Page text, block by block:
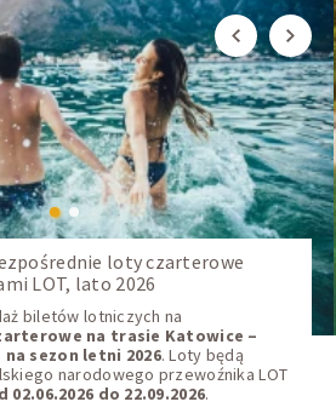
na trasie Katowice –
sezon letni 2026
02.06.2026 do 22.09.2026
loty czarterowe
LOT, lato 2026
biletów lotniczych na
na trasie Katowice –
sezon letni 2026. Loty będą
narodowego przewoźnika LOT
02.06.2026 do 22.09.2026.
na trasie Katowice –
sezon letni 2026
02.06.2026 do 22.09.2026